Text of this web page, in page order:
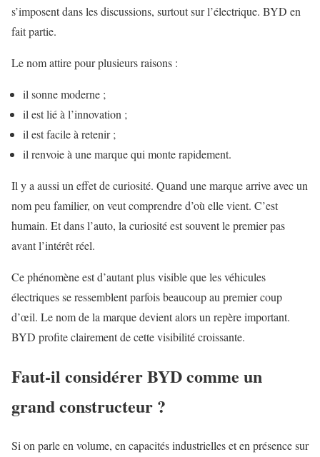
s’imposent dans les discussions, surtout sur l’électrique. BYD en
fait partie.
Le nom attire pour plusieurs raisons :
il sonne moderne ;
il est lié à l’innovation ;
il est facile à retenir ;
il renvoie à une marque qui monte rapidement.
Il y a aussi un effet de curiosité. Quand une marque arrive avec un
nom peu familier, on veut comprendre d’où elle vient. C’est
humain. Et dans l’auto, la curiosité est souvent le premier pas
avant l’intérêt réel.
Ce phénomène est d’autant plus visible que les véhicules
électriques se ressemblent parfois beaucoup au premier coup
d’œil. Le nom de la marque devient alors un repère important.
BYD profite clairement de cette visibilité croissante.
Faut-il considérer BYD comme un
grand constructeur ?
Si on parle en volume, en capacités industrielles et en présence sur